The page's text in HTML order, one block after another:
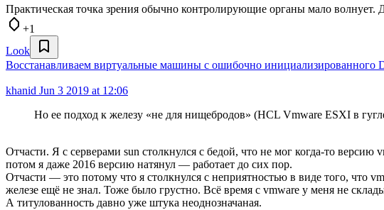
Практическая точка зрения обычно контролирующие органы мало
+1
Look
Восстанавливаем виртуальные машины с ошибочно инициализированного
khanid Jun 3 2019 at 12:06
Но ее подход к железу «не для нищебродов» (HCL Vmware ESXI в
Отчасти. Я с серверами sun столкнулся с бедой, что не мог когда-то
потом я даже 2016 версию натянул — работает до сих пор.
Отчасти — это потому что я столкнулся с неприятностью в виде того, что
железе ещё не знал. Тоже было грустно. Всё время с vmware у меня не
А титулованность давно уже штука неоднозначаная.